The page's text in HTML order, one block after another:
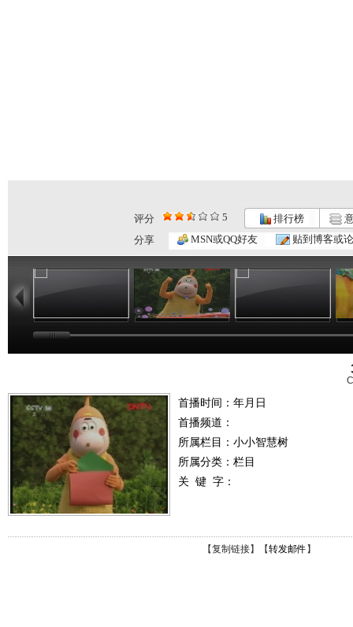
评分 5 排行榜
分享
MSN或QQ好友 贴到博客或
01:02
小小智慧树...
03:24
小小智慧树...
01:26
首播时间：年月日
首播频道：
所属栏目： 小小智慧树
所属分类：栏目
关 键 字：
【复制链接】【转发邮件 】